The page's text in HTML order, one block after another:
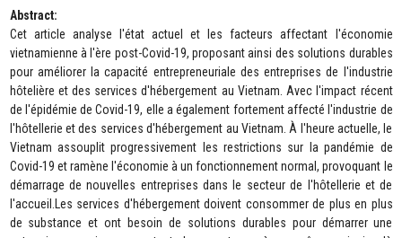
Abstract:
Cet article analyse l'état actuel et les facteurs affectant l'économie
vietnamienne à l'ère post-Covid-19, proposant ainsi des solutions durables
pour améliorer la capacité entrepreneuriale des entreprises de l'industrie
hôtelière et des services d'hébergement au Vietnam. Avec l'impact récent
de l'épidémie de Covid-19, elle a également fortement affecté l'industrie de
l'hôtellerie et des services d'hébergement au Vietnam. À l'heure actuelle, le
Vietnam assouplit progressivement les restrictions sur la pandémie de
Covid-19 et ramène l'économie à un fonctionnement normal, provoquant le
démarrage de nouvelles entreprises dans le secteur de l'hôtellerie et de
l'accueil.Les services d'hébergement doivent consommer de plus en plus
de substance et ont besoin de solutions durables pour démarrer une